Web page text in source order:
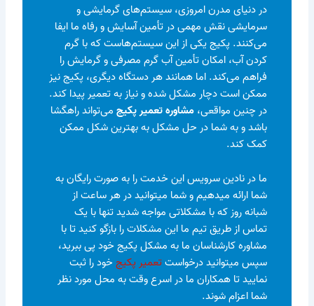
در دنیای مدرن امروزی، سیستم‌های گرمایشی و
سرمایشی نقش مهمی در تأمین آسایش و رفاه ما ایفا
می‌کنند. پکیج یکی از این سیستم‌هاست که با گرم
کردن آب، امکان تأمین آب گرم مصرفی و گرمایش را
فراهم می‌کند. اما همانند هر دستگاه دیگری، پکیج نیز
ممکن است دچار مشکل شده و نیاز به تعمیر پیدا کند.
در چنین مواقعی،مشاوره تعمیر پکیج می‌تواند راهگشا
باشد و به شما در حل مشکل به بهترین شکل ممکن
کمک کند.
ما در نادین سرویس این خدمت را به صورت رایگان به
شما ارائه میدهیم و شما میتوانید در هر ساعت از
شبانه روز که با مشکلاتی مواجه شدید تنها با یک
تماس از طریق تیم ما این مشکلات را بازگو کنید تا با
مشاوره کارشناسان ما به مشکل پکیج خود پی ببرید،
سپس میتوانید درخواستتعمیر پکیجخود را ثبت
نمایید تا همکاران ما در اسرع وقت به محل مورد نظر
شما اعزام شوند.